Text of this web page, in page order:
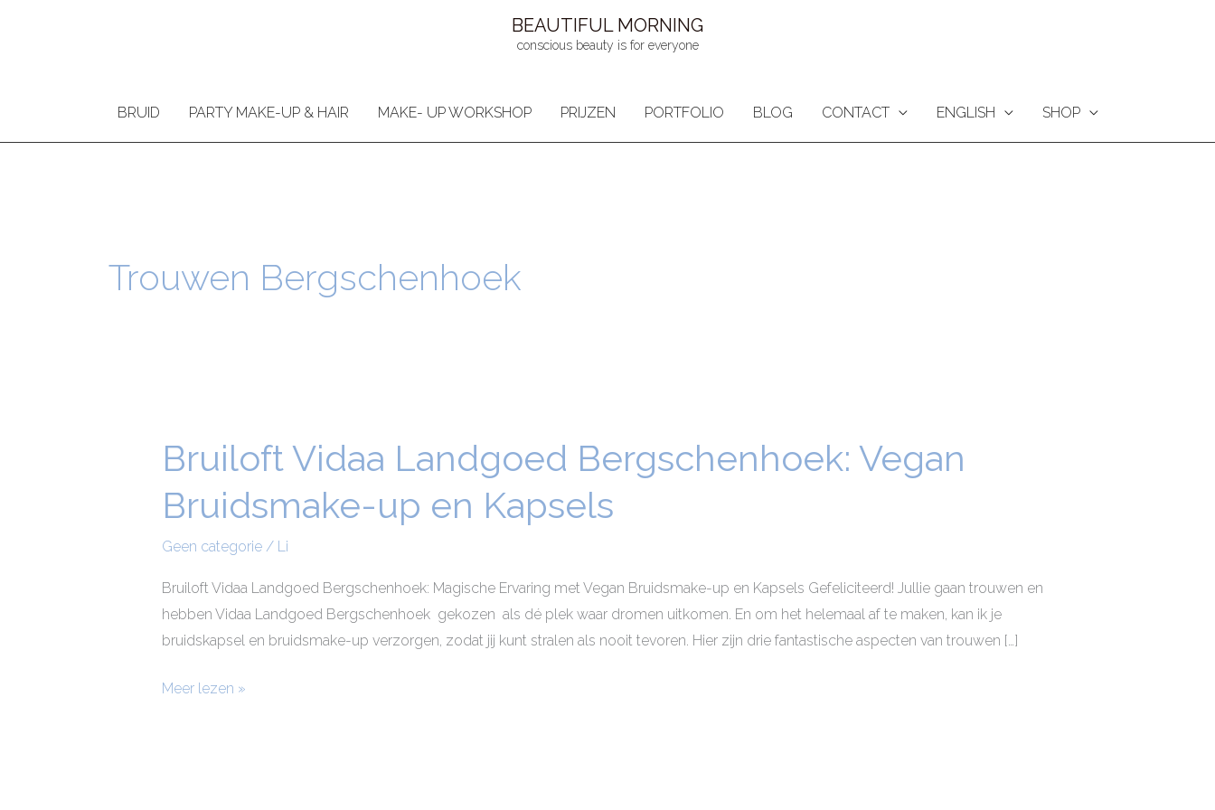
BEAUTIFUL MORNING
conscious beauty is for everyone
BRUID PARTY MAKE-UP & HAIR MAKE- UP WORKSHOP PRIJZEN PORTFOLIO BLOG CONTACT ENGLISH SHOP
Trouwen Bergschenhoek
Bruiloft Vidaa Landgoed Bergschenhoek: Vegan
Bruidsmake-up en Kapsels
Geen categorie/ Li
Bruiloft Vidaa Landgoed Bergschenhoek: Magische Ervaring met Vegan Bruidsmake-up en Kapsels Gefeliciteerd! Jullie gaan trouwen en
hebben Vidaa Landgoed Bergschenhoek gekozen als dé plek waar dromen uitkomen. En om het helemaal af te maken, kan ik je
bruidskapsel en bruidsmake-up verzorgen, zodat jij kunt stralen als nooit tevoren. Hier zijn drie fantastische aspecten van trouwen […]
Bruiloft
Vidaa
Landgoed
Vegan
Bruidsmake-
up
en
Meer lezen »